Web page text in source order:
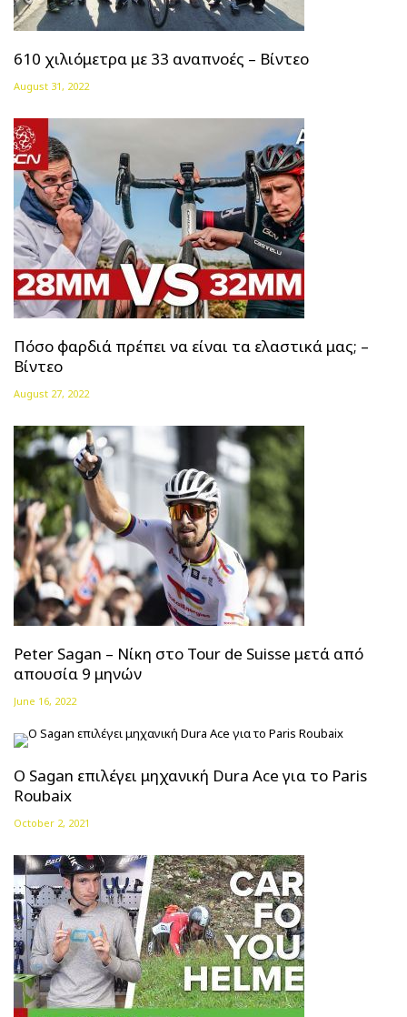
610 χιλιόμετρα με 33 αναπνοές – Βίντεο
August 31, 2022
Πόσο φαρδιά πρέπει να είναι τα ελαστικά μας; –
Βίντεο
August 27, 2022
Peter Sagan – Νίκη στο Tour de Suisse μετά από
απουσία 9 μηνών
June 16, 2022
O Sagan επιλέγει μηχανική Dura Ace για το Paris
Roubaix
October 2, 2021